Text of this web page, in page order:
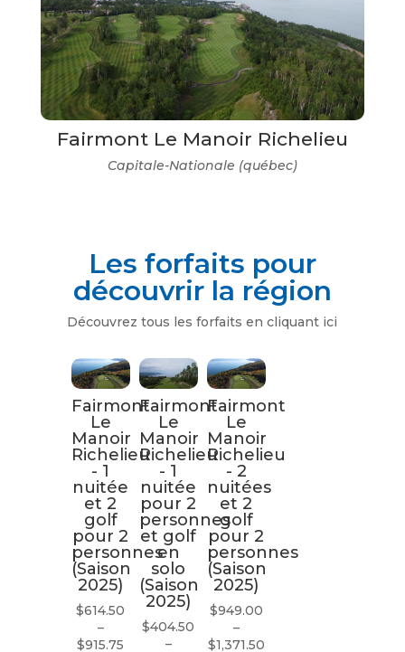
Fairmont Le Manoir Richelieu
Capitale-Nationale (québec)
Les forfaits pour
découvrir la région
Découvrez tous les forfaits en cliquant ici
Fairmont
Le
Manoir
Richelieu
- 1
nuitée
et 2
golf
pour 2
personnes
(Saison
2025)
$614.50
–
$915.75
Fairmont
Le
Manoir
Richelieu
- 1
nuitée
pour 2
personnes
et golf
en
solo
(Saison
2025)
$404.50
–
Fairmont
Le
Manoir
Richelieu
- 2
nuitées
et 2
golf
pour 2
personnes
(Saison
2025)
$949.00
–
$1,371.50Plage